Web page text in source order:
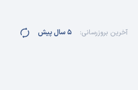
آخرین بروزرسانی: ۵ سال پیش